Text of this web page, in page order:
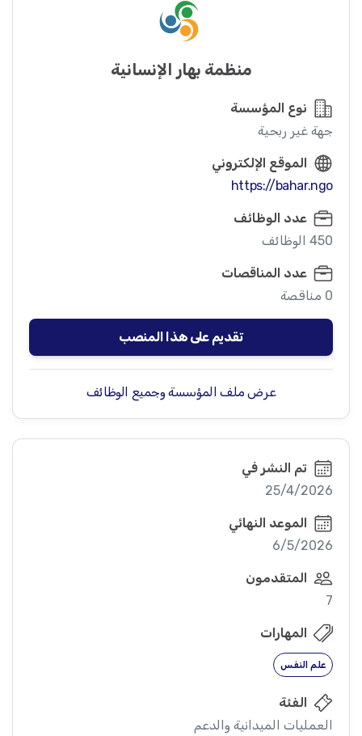
منظمة بهار الإنسانية
نوع المؤسسة
جهة غير ربحية
الموقع الإلكتروني
https://bahar.ngo
عدد الوظائف
450 الوظائف
عدد المناقصات
0 مناقصة
تقديم على هذا المنصب
عرض ملف المؤسسة وجميع الوظائف
تم النشر في
25/4/2026
الموعد النهائي
6/5/2026
المتقدمون
7
المهارات
علم النفس
الفئة
العمليات الميدانية والدعم